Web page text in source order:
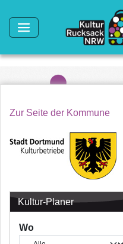
Zur Seite der Kommune
Kultur-Planer
Wo